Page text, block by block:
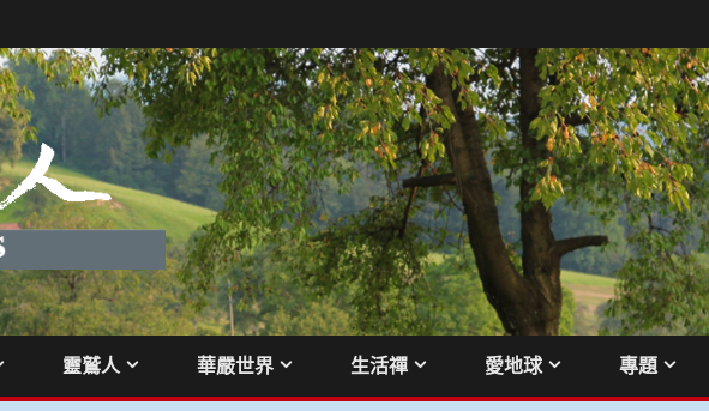
靈鷲人 華嚴世界 生活禪 愛地球 專題